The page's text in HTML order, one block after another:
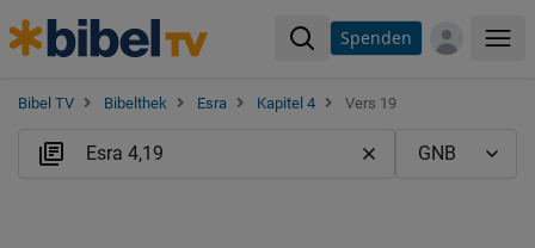
Spenden
Bibel TV Bibelthek Esra Kapitel 4 Vers 19